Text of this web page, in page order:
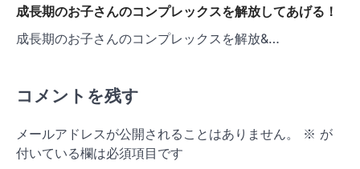
成長期のお子さんのコンプレックスを解放してあげる！
成長期のお子さんのコンプレックスを解放&…
コメントを残す
メールアドレスが公開されることはありません。 ※ が
付いている欄は必須項目です